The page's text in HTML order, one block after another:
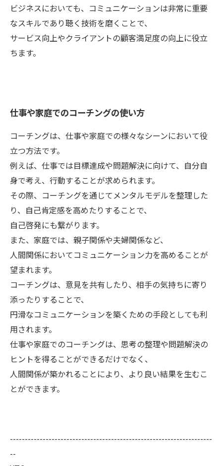
ビジネスにおいても、コミュニケーションは非常に重要
なスキルであり聴く技術を磨くことで、
サービス向上やクライアントの顧客満足度の向上に役立
ちます。
仕事や家庭でのコーチングの使い方
コーチングは、仕事や家庭での様々なシーンにおいて役
立つ方法です。
例えば、仕事では目標達成や問題解決に向けて、自分自
身で考え、行動することが求められます。
その際、コーチングを通じてメンタルモデルを整理した
り、自己肯定感を高めたりすることで、
自己啓発にも繋がります。
また、家庭では、親子関係や夫婦関係など、
人間関係においてコミュニケーション力を高めることが
望まれます。
コーチングは、意見を共有したり、相手の気持ちに寄り
添ったりすることで、
円滑なコミュニケーションを築くための手段としても利
用されます。
仕事や家庭でのコーチングは、思考の整理や問題解決の
ヒントを得ることができるだけでなく、
人間関係が築かれることにより、より良い結果を生むこ
とができます。
--------------------------------------------------------------------
--